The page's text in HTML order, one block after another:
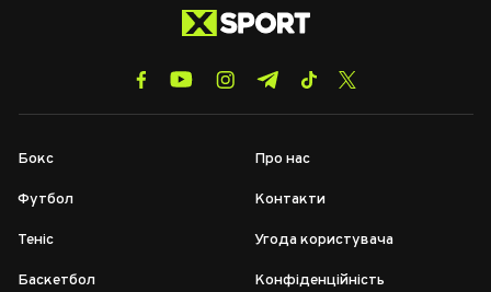
Бокс
Футбол
Теніс
Баскетбол
Про нас
Контакти
Угода користувача
Конфіденційність